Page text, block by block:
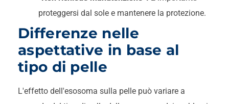
proteggersi dal sole e mantenere la protezione.
Differenze nelle
aspettative in base al
tipo di pelle
L'effetto dell'esosoma sulla pelle può variare a